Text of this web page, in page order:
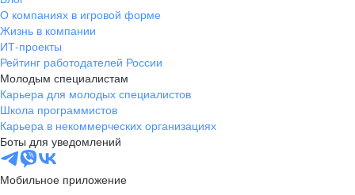
О компаниях в игровой форме
Жизнь в компании
ИТ-проекты
Рейтинг работодателей России
Молодым специалистам
Карьера для молодых специалистов
Школа программистов
Карьера в некоммерческих организациях
Боты для уведомлений
Мобильное приложение